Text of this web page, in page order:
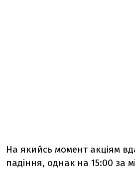
На якийсь момент акціям
падіння, однак на 15:00 за